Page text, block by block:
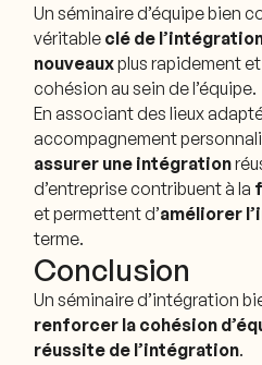
Un séminaire d’équipe bien
véritable clé de
nouveauxplus rapidement
cohésion au sein de l’équipe.
En associant des lieux
accompagnement
assurer une intégration
d’entreprise contribuent à la
et permettent d’améliorer
terme.
Conclusion
Un séminaire d’intégration
renforcer la cohésion
réussite de l’intégration.